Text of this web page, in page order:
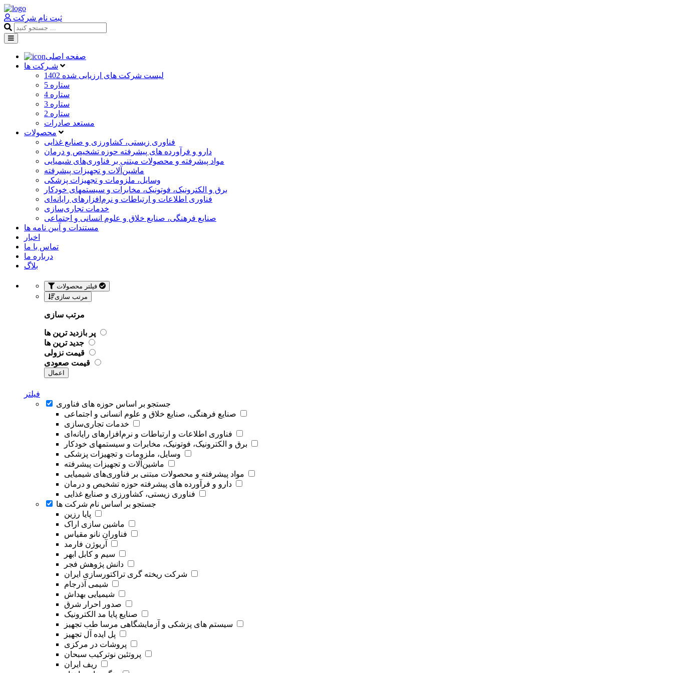
ثبت نام شرکت
صفحه اصلی
شـرکت ها
لیست شرکت های ارزیابی شده 1402
5 ستاره
4 ستاره
3 ستاره
2 ستاره
مستعد صادرات
محصولات
فناوری زیستی، کشاورزی و صنایع غذایی
دارو و فرآورده های پیشرفته حوزه تشخیص و درمان
مواد پیشرفته و محصولات مبتنی بر فناوری‌های شیمیایی
ماشین‌آلات و تجهیزات پیشرفته
وسایل، ملزومات و تجهیزات پزشکی
برق و الکترونیک، فوتونیک، مخابرات و سیستمهای خودکار
فناوری اطلاعات و ارتباطات و نرم‌افزارهای رایانه‌ای
خدمات تجاری‌سازی
صنایع فرهنگی، صنایع خلاق و علوم انسانی و اجتماعی
مستندات و آیین نامه ها
اخبار
تماس با ما
درباره ما
بلاگ
فیلتر محصولات
مرتب سازی
مرتب سازی
پر بازدید ترین ها
جدید ترین ها
قیمت نزولی
قیمت صعودی
اعمال
فیلتر
جستجو بر اساس حوزه های فناوری
صنایع فرهنگی، صنایع خلاق و علوم انسانی و اجتماعی
خدمات تجاری‌سازی
فناوری اطلاعات و ارتباطات و نرم‌افزارهای رایانه‌ای
برق و الکترونیک، فوتونیک، مخابرات و سیستمهای خودکار
وسایل، ملزومات و تجهیزات پزشکی
ماشین‌آلات و تجهیزات پیشرفته
مواد پیشرفته و محصولات مبتنی بر فناوری‌های شیمیایی
دارو و فرآورده های پیشرفته حوزه تشخیص و درمان
فناوری زیستی، کشاورزی و صنایع غذایی
جستجو بر اساس نام شرکت ها
پایا رزین
ماشین سازی اراک
فناوران نانو مقیاس
آریوژن فارمد
سیم و کابل ابهر
دانش پژوهش فجر
شرکت ریخته گری تراکتورسازی ایران
شیمی آذرجام
شیمیایی بهداش
صدور احرار شرق
صنایع پایا مد الکترونیک
سیستم های پزشکی و آزمایشگاهی مرسا طب تجهیز
پل ایده آل تجهیز
پروشات در مرکزی
پروتئین نوترکیب سبحان
ریف ایران